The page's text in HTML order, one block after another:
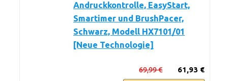
Andruckkontrolle, EasyStart,
Smartimer und BrushPacer,
Schwarz, Modell HX7101/01
[Neue Technologie]
61,93 €
69,99 €